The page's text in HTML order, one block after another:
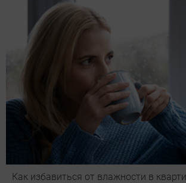
Как избавиться от влажности в